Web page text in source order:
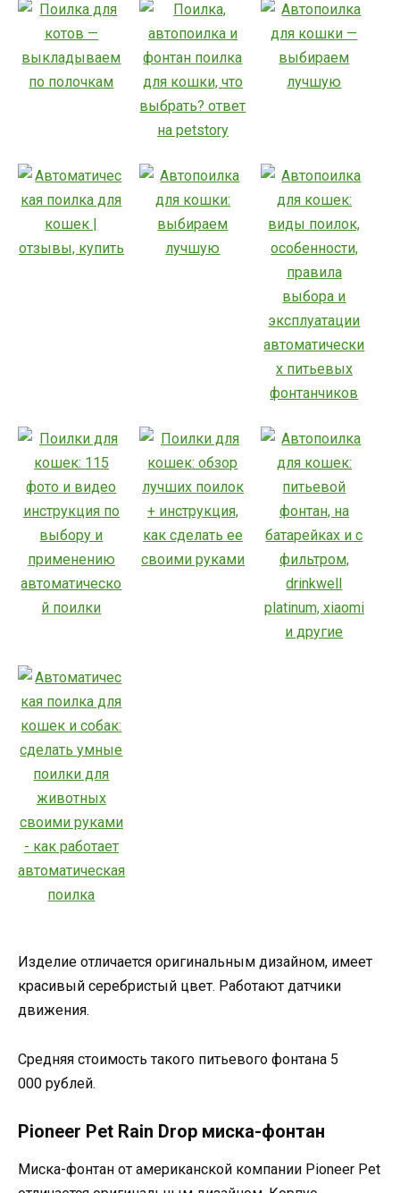
Изделие отличается оригинальным дизайном, имеет
красивый серебристый цвет. Работают датчики
движения.
Средняя стоимость такого питьевого фонтана 5
000 рублей.
Pioneer Pet Rain Drop миска-фонтан
Миска-фонтан от американской компании Pioneer Pet